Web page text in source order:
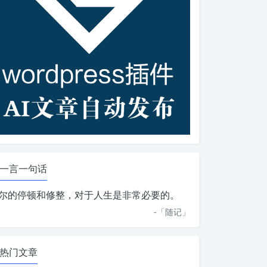
一言一句话
的停顿和修整，对于人生是非常必要的。
-「随记 」
热门文章